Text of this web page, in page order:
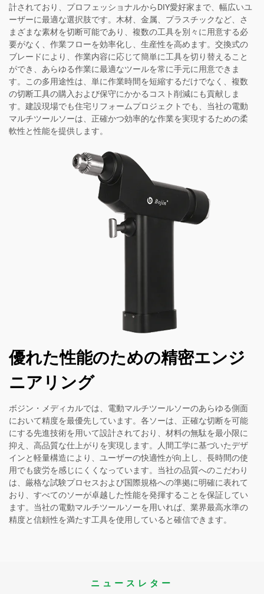
計されており、プロフェッショナルからDIY愛好家まで、幅広いユ
ーザーに最適な選択肢です。木材、金属、プラスチックなど、さ
まざまな素材を切断可能であり、複数の工具を別々に用意する必
要がなく、作業フローを効率化し、生産性を高めます。交換式の
ブレードにより、作業内容に応じて簡単に工具を切り替えること
ができ、あらゆる作業に最適なツールを常に手元に用意できま
す。この多用途性は、単に作業時間を短縮するだけでなく、複数
の切断工具の購入および保守にかかるコスト削減にも貢献しま
す。建設現場でも住宅リフォームプロジェクトでも、当社の電動
マルチツールソーは、正確かつ効率的な作業を実現するための柔
軟性と性能を提供します。
優れた性能のための精密エンジ
ニアリング
ボジン・メディカルでは、電動マルチツールソーのあらゆる側面
において精度を最優先しています。各ソーは、正確な切断を可能
にする先進技術を用いて設計されており、材料の無駄を最小限に
抑え、高品質な仕上がりを実現します。人間工学に基づいたデザ
インと軽量構造により、ユーザーの快適性が向上し、長時間の使
用でも疲労を感じにくくなっています。当社の品質へのこだわり
は、厳格な試験プロセスおよび国際規格への準拠に明確に表れて
おり、すべてのソーが卓越した性能を発揮することを保証してい
ます。当社の電動マルチツールソーを用いれば、業界最高水準の
精度と信頼性を満たす工具を使用していると確信できます。
ニュースレター